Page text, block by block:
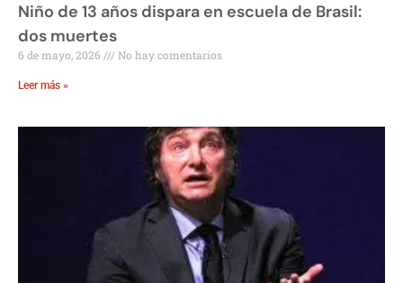
Niño de 13 años dispara en escuela de Brasil:
dos muertes
6 de mayo, 2026 No hay comentarios
Leer más »